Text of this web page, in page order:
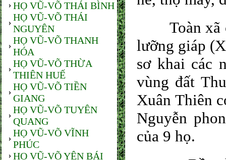
HỌ VŨ-VÕ THÁI BÌNH
HỌ VŨ-VÕ THÁI
NGUYÊN
HỌ VŨ-VÕ THANH
HÓA
HỌ VŨ-VÕ THỪA
THIÊN HUẾ
HỌ VŨ-VÕ TIỀN
GIANG
HỌ VŨ-VÕ TUYÊN
QUANG
HỌ VŨ-VÕ VĨNH
PHÚC
HỌ VŨ-VÕ YÊN BÁI
Toàn xã
lưỡng giáp
sơ khai các
vùng đất
Xuân Thiên
Nguyễn
của 9 họ.